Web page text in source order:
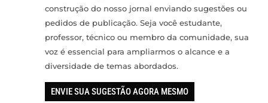
construção do nosso jornal enviando sugestões ou
pedidos de publicação. Seja você estudante,
professor, técnico ou membro da comunidade, sua
voz é essencial para ampliarmos o alcance e a
diversidade de temas abordados.
ENVIE SUA SUGESTÃO AGORA MESMO